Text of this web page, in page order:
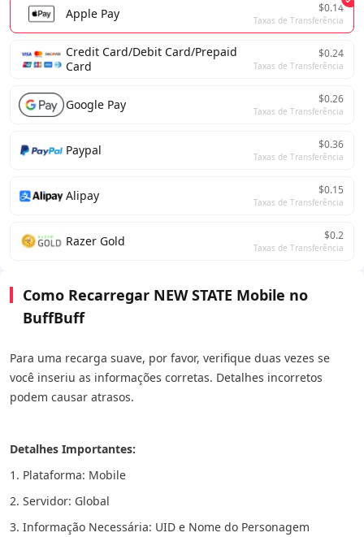
Apple Pay $0.14
Taxas de Transferência
Credit Card/Debit Card/Prepaid
Card
$0.24
Taxas de Transferência
Google Pay $0.26
Taxas de Transferência
Paypal $0.36
Taxas de Transferência
Alipay $0.15
Taxas de Transferência
Razer Gold $0.2
Taxas de Transferência
Como Recarregar NEW STATE Mobile no
BuffBuff
Para uma recarga suave, por favor, verifique duas vezes se
você inseriu as informações corretas. Detalhes incorretos
podem causar atrasos.
Detalhes Importantes:
1. Plataforma: Mobile
2. Servidor: Global
3. Informação Necessária: UID e Nome do Personagem